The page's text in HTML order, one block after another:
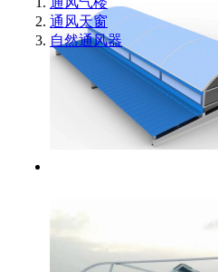
电开启通风气楼
通风天窗
自然通风器